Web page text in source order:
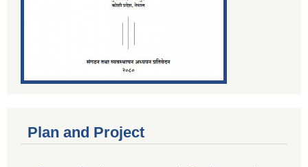
Plan and Project